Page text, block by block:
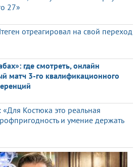
27»
отреагировал на свой переход
где смотреть, онлайн
матч 3-го квалификационного
Костюка это реальная
и умение держать